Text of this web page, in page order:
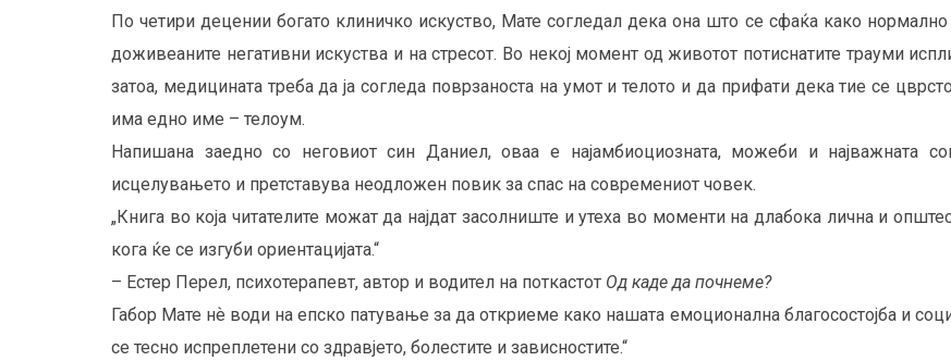
По четири децении богато клиничко искуство, Мате согледал дека она што се сфаќа како
доживеаните негативни искуства и на стресот. Во некој момент од животот потиснатите трауми
затоа, медицината треба да ја согледа поврзаноста на умот и телото и да прифати дека тие се
има едно име – телоум.
Напишана заедно со неговиот син Даниел, оваа е најамбиоциозната, можеби и најважната
исцелувањето и претставува неодложен повик за спас на современиот човек.
„Книга во која читателите можат да најдат засолниште и утеха во моменти на длабока лична и
кога ќе се изгуби ориентацијата.“
– Естер Перел, психотерапевт, автор и водител на поткастот Од каде да почнеме?
Габор Мате нѐ води на епско патување за да откриеме како нашата емоционална благосостојба и
се тесно испреплетени со здравјето, болестите и зависностите.“